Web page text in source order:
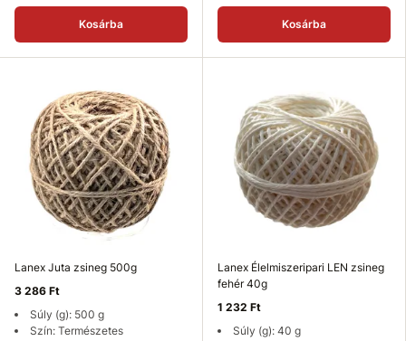
Kosárba Kosárba
Lanex Juta zsineg 500g
3 286 Ft
Súly (g): 500 g
Szín: Természetes
Lanex Élelmiszeripari LEN zsineg
fehér 40g
1 232 Ft
Súly (g): 40 g